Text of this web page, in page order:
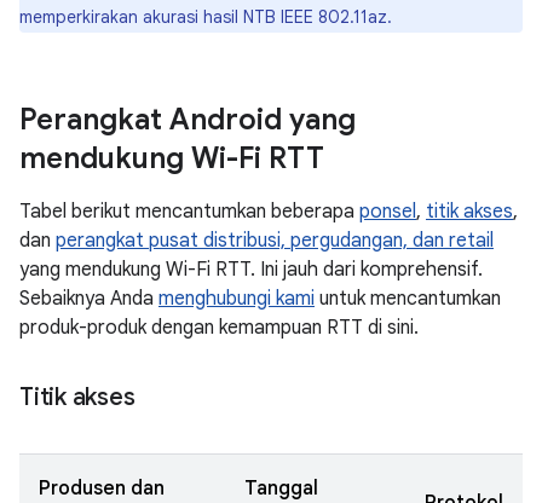
memperkirakan akurasi hasil NTB IEEE 802.11az.
Perangkat Android yang
mendukung Wi-Fi RTT
Tabel berikut mencantumkan beberapa ponsel, titik akses,
dan perangkat pusat distribusi, pergudangan, dan retail
yang mendukung Wi-Fi RTT. Ini jauh dari komprehensif.
Sebaiknya Anda menghubungi kami untuk mencantumkan
produk-produk dengan kemampuan RTT di sini.
Titik akses
Produsen dan Tanggal